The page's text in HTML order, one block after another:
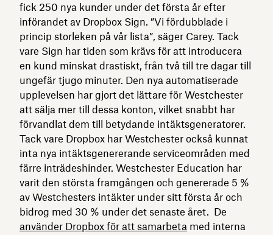
fick 250 nya kunder under det första år efter
införandet av Dropbox Sign. ”Vi fördubblade i
princip storleken på vår lista”, säger Carey. Tack
vare Sign har tiden som krävs för att introducera
en kund minskat drastiskt, från två till tre dagar till
ungefär tjugo minuter. Den nya automatiserade
upplevelsen har gjort det lättare för Westchester
att sälja mer till dessa konton, vilket snabbt har
förvandlat dem till betydande intäktsgeneratorer.
Tack vare Dropbox har Westchester också kunnat
inta nya intäktsgenererande serviceområden med
färre inträdeshinder. Westchester Education har
varit den största framgången och genererade 5 %
av Westchesters intäkter under sitt första år och
bidrog med 30 % under det senaste året. De
använder Dropbox för att samarbeta med interna